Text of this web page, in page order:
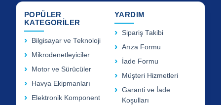
POPÜLER
KATEGORİLER
Bilgisayar ve Teknoloji
Mikrodenetleyiciler
Motor ve Sürücüler
Havya Ekipmanları
Elektronik Komponent
YARDIM
Sipariş Takibi
Arıza Formu
İade Formu
Müşteri Hizmetleri
Garanti ve İade
Koşulları